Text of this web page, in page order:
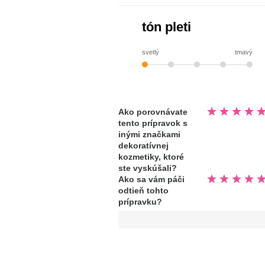
tón pleti
svetlý tmavý
Ako porovnávate
tento prípravok s
inými značkami
dekoratívnej
kozmetiky, ktoré
ste vyskúšali?
Hodnotené
5.0
Ako sa vám páči
odtieň tohto
prípravku?
Hodnotené
5.0